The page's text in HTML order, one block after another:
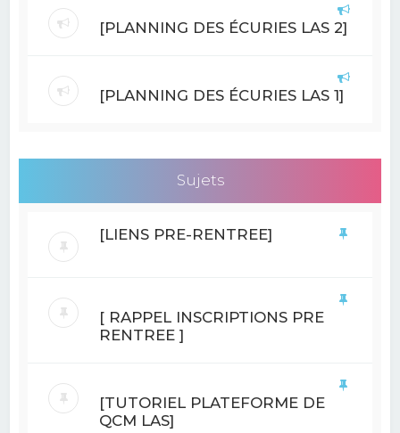
[PLANNING DES ÉCURIES LAS 2]
[PLANNING DES ÉCURIES LAS 1]
Sujets
[LIENS PRE-RENTREE]
[ RAPPEL INSCRIPTIONS PRE
RENTREE ]
[TUTORIEL PLATEFORME DE
QCM LAS]